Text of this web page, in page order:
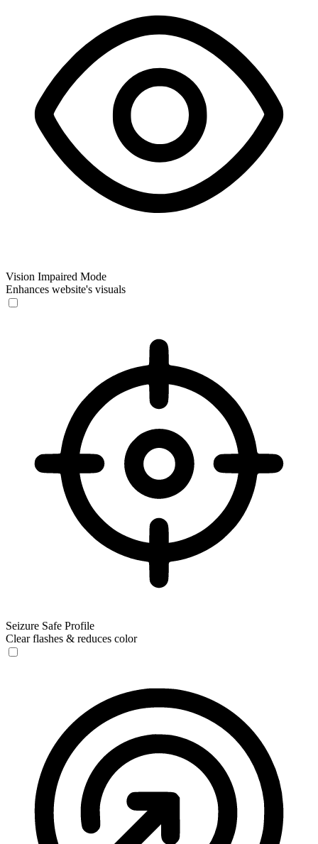
Vision Impaired Mode
Enhances website's visuals
Seizure Safe Profile
Clear flashes & reduces color